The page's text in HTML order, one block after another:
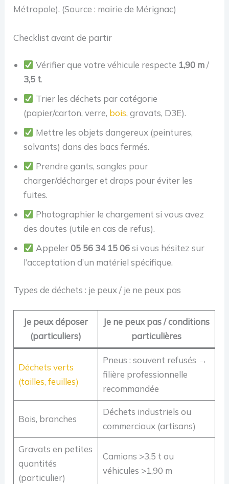
Métropole). (Source : mairie de Mérignac)
Checklist avant de partir
Vérifier que votre véhicule respecte 1,90 m/
3,5 t.
Trier les déchets par catégorie
(papier/carton, verre, bois, gravats, D3E).
Mettre les objets dangereux (peintures,
solvants) dans des bacs fermés.
Prendre gants, sangles pour
charger/décharger et draps pour éviter les
fuites.
Photographier le chargement si vous avez
des doutes (utile en cas de refus).
Appeler05 56 34 15 06si vous hésitez sur
l’acceptation d’un matériel spécifique.
Types de déchets : je peux / je ne peux pas
Je peux déposer
(particuliers)
Je ne peux pas / conditions
particulières
Déchets verts
(tailles, feuilles)
Pneus : souvent refusés →
filière professionnelle
recommandée
Bois, branches
Déchets industriels ou
commerciaux (artisans)
Gravats en petites
quantités
(particulier)
Camions >3,5 t ou
véhicules >1,90 m